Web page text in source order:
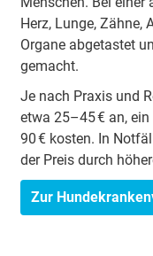
Wie setzen
Mit
Wie kann man
Herz, Lunge, Zähne,
Organe abgetastet
gemacht.
Je nach Praxis und
etwa 25–45 € an,
90 € kosten. In
der Preis durch
Zur